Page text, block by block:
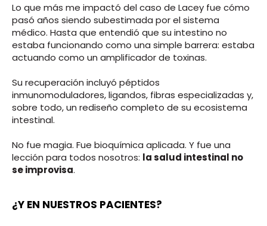
Lo que más me impactó del caso de Lacey fue cómo
pasó años siendo subestimada por el sistema
médico. Hasta que entendió que su intestino no
estaba funcionando como una simple barrera: estaba
actuando como un amplificador de toxinas.
Su recuperación incluyó péptidos
inmunomoduladores, ligandos, fibras especializadas y,
sobre todo, un rediseño completo de su ecosistema
intestinal.
No fue magia. Fue bioquímica aplicada. Y fue una
lección para todos nosotros: la salud intestinal no
se improvisa.
¿Y EN NUESTROS PACIENTES?